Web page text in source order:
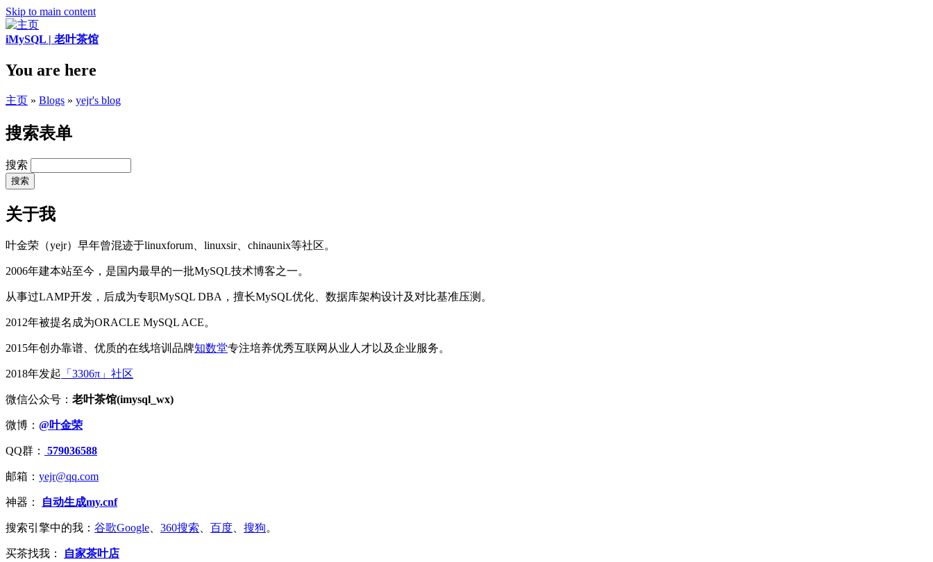
Skip to main content
iMySQL | 老叶茶馆
You are here
主页 » Blogs » yejr's blog
搜索表单
搜索
关于我
叶金荣（yejr）早年曾混迹于linuxforum、linuxsir、chinaunix等社区。
2006年建本站至今，是国内最早的一批MySQL技术博客之一。
从事过LAMP开发，后成为专职MySQL DBA，擅长MySQL优化、数据库架构设计及对比基准压测。
2012年被提名成为ORACLE MySQL ACE。
2015年创办靠谱、优质的在线培训品牌知数堂专注培养优秀互联网从业人才以及企业服务。
2018年发起 「3306π」社区
微信公众号： 老叶茶馆(imysql_wx)
微博： @叶金荣
QQ群： 579036588
邮箱： yejr@qq.com
神器： 自动生成my.cnf
搜索引擎中的我： 谷歌Google、 360搜索、 百度、 搜狗。
买茶找我： 自家茶叶店